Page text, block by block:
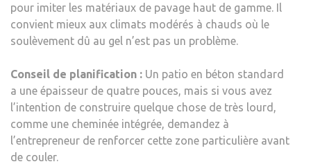
pour imiter les matériaux de pavage haut de gamme. Il
convient mieux aux climats modérés à chauds où le
soulèvement dû au gel n’est pas un problème.
Conseil de planification : Un patio en béton standard
a une épaisseur de quatre pouces, mais si vous avez
l’intention de construire quelque chose de très lourd,
comme une cheminée intégrée, demandez à
l’entrepreneur de renforcer cette zone particulière avant
de couler.